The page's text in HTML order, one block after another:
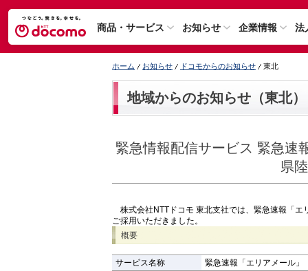
商品・サービス お知らせ 企業情報 法
ホーム お知らせ ドコモからのお知らせ 東北
地域からのお知らせ（東北）
緊急情報配信サービス 緊急速
県
株式会社NTTドコモ 東北支社では、緊急速報「エ
ご採用いただきました。
概要
サービス名称
緊急速報「エリアメール」